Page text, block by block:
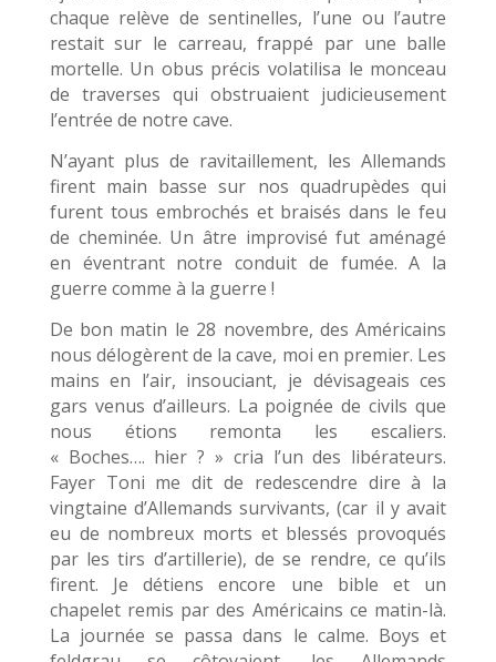
chaque relève de sentinelles, l’une ou l’autre
restait sur le carreau, frappé par une balle
mortelle. Un obus précis volatilisa le monceau
de traverses qui obstruaient judicieusement
l’entrée de notre cave.
N’ayant plus de ravitaillement, les Allemands
firent main basse sur nos quadrupèdes qui
furent tous embrochés et braisés dans le feu
de cheminée. Un âtre improvisé fut aménagé
en éventrant notre conduit de fumée. A la
guerre comme à la guerre !
De bon matin le 28 novembre, des Américains
nous délogèrent de la cave, moi en premier. Les
mains en l’air, insouciant, je dévisageais ces
gars venus d’ailleurs. La poignée de civils que
nous étions remonta les escaliers.
« Boches…. hier ? » cria l’un des libérateurs.
Fayer Toni me dit de redescendre dire à la
vingtaine d’Allemands survivants, (car il y avait
eu de nombreux morts et blessés provoqués
par les tirs d’artillerie), de se rendre, ce qu’ils
firent. Je détiens encore une bible et un
chapelet remis par des Américains ce matin-là.
La journée se passa dans le calme. Boys et